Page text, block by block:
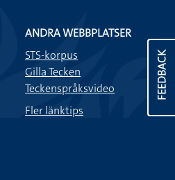
FEEDBACK
ANDRA WEBBPLATSER
STS-korpus
Gilla Tecken
Teckenspråksvideo
Fler länktips